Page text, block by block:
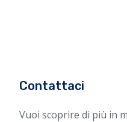
Contattaci
Vuoi scoprire di più in